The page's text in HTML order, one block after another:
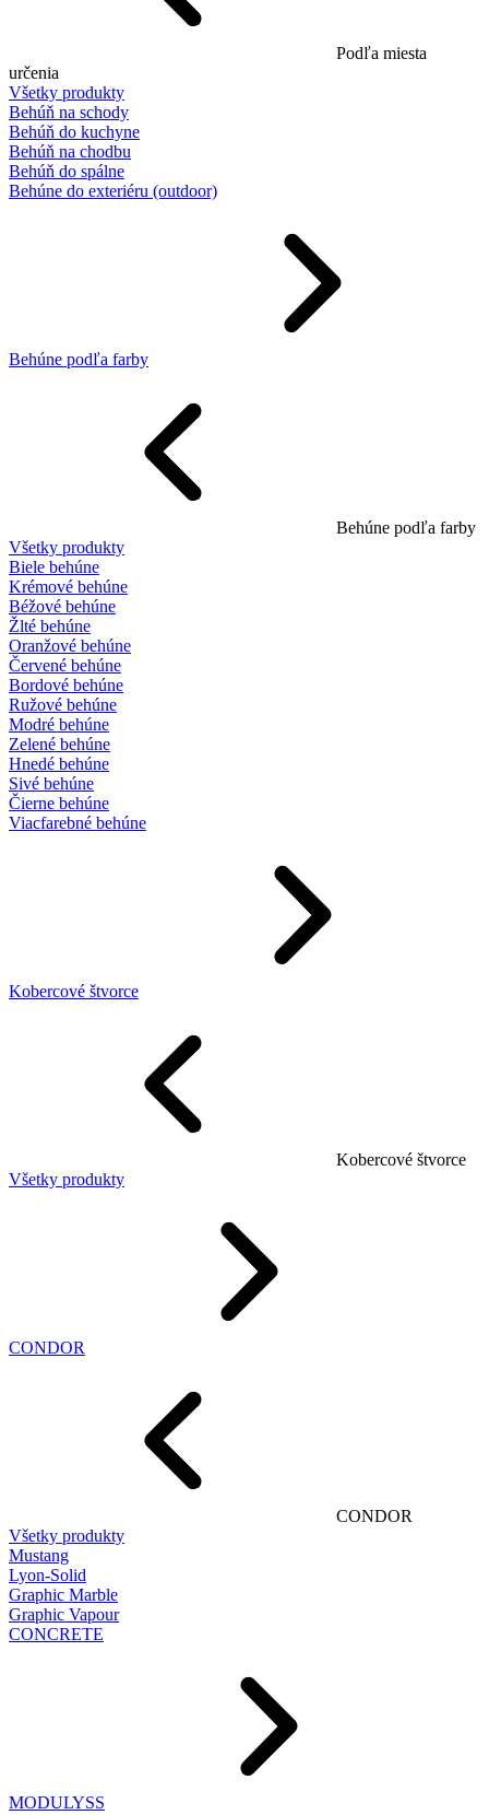
Podľa miesta
určenia
Všetky produkty
Behúň na schody
Behúň do kuchyne
Behúň na chodbu
Behúň do spálne
Behúne do exteriéru (outdoor)
Behúne podľa farby
Behúne podľa farby
Všetky produkty
Biele behúne
Krémové behúne
Béžové behúne
Žlté behúne
Oranžové behúne
Červené behúne
Bordové behúne
Ružové behúne
Modré behúne
Zelené behúne
Hnedé behúne
Sivé behúne
Čierne behúne
Viacfarebné behúne
Kobercové štvorce
Kobercové štvorce
Všetky produkty
CONDOR
CONDOR
Všetky produkty
Mustang
Lyon-Solid
Graphic Marble
Graphic Vapour
CONCRETE
MODULYSS